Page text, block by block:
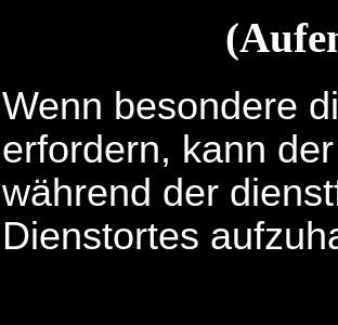
Wenn besondere
erfordern, kann
während der
Dienstortes